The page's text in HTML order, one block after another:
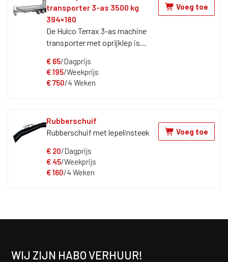
transporter 3-as 3500 kg
394×180
De Hulco Terrax 3-as machine
transporter met oprijklep is
machines en voertuigen. Door de
lange oprijklep is het mogelijk
B-E nodig. Aanhanger wordt
standaard geleverd met 13 polige
stekker.
€ 65/Dagprijs
€195/Weekprijs
€750/4 Weken
Voeg toe
Rubberschuif
Rubberschuif met lepelinsteek
€ 20/Dagprijs
€ 45/Weekprijs
€160/4 Weken
Voeg toe
WIJ ZIJN HABO VERHUUR!